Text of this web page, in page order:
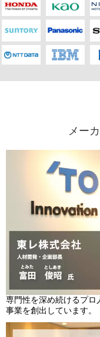
メー
専門性を深め続けるプ
事業を創出しています。